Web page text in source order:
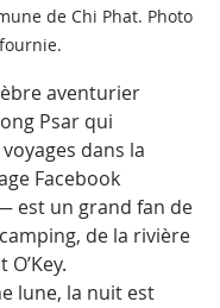
de Chi Phat. Photo
fournie.
aventurier
Psar qui
dans la
Facebook
est un grand fan de
de la rivière
lune, la nuit est